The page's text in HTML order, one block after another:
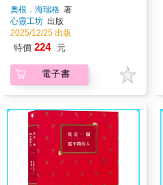
奧根．海瑞格 著
心靈工坊 出版
2025/12/25 出版
特價 224 元
電子書